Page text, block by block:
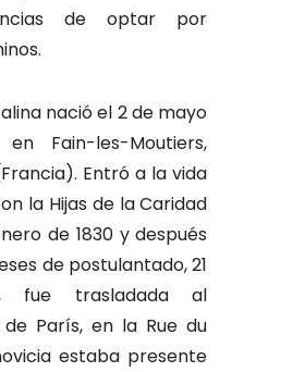
de optar por
nació el 2 de mayo
Fain-les-Moutiers,
Entró a la vida
la Hijas de la Caridad
de 1830 y después
de postulantado, 21
fue trasladada al
de París, en la Rue du
estaba presente